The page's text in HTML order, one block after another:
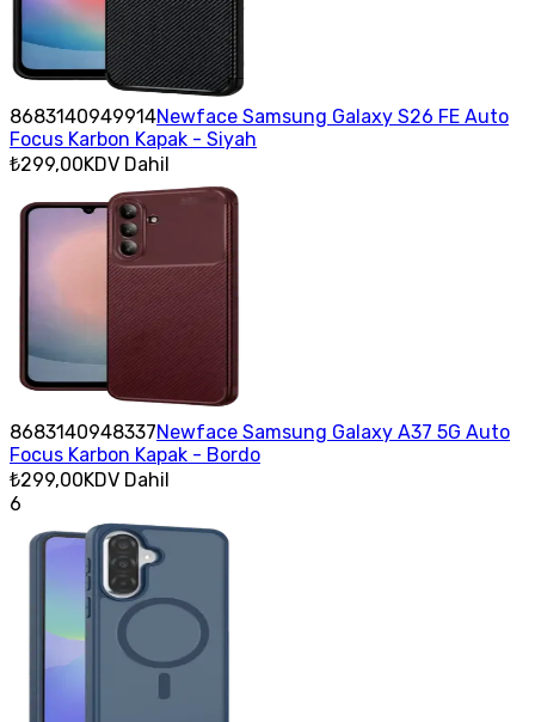
8683140949914Newface Samsung Galaxy S26 FE Auto
Focus Karbon Kapak - Siyah
₺299,00KDV Dahil
8683140948337Newface Samsung Galaxy A37 5G Auto
Focus Karbon Kapak - Bordo
₺299,00KDV Dahil
6